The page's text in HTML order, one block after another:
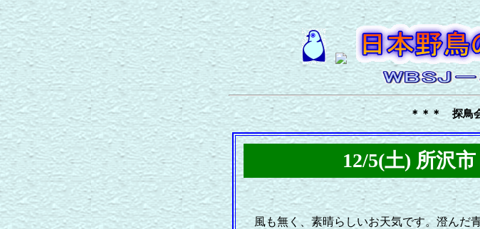
＊＊＊ 探鳥
12/5(土) 所沢
風も無く、素晴らしいお天気です。澄んだ